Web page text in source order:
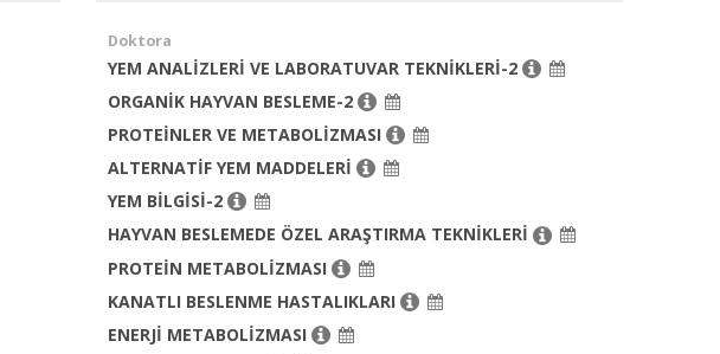
Doktora
YEM ANALİZLERİ VE LABORATUVAR TEKNİKLERİ-2
ORGANİK HAYVAN BESLEME-2
PROTEİNLER VE METABOLİZMASI
ALTERNATİF YEM MADDELERİ
YEM BİLGİSİ-2
HAYVAN BESLEMEDE ÖZEL ARAŞTIRMA TEKNİKLERİ
PROTEİN METABOLİZMASI
KANATLI BESLENME HASTALIKLARI
ENERJİ METABOLİZMASI